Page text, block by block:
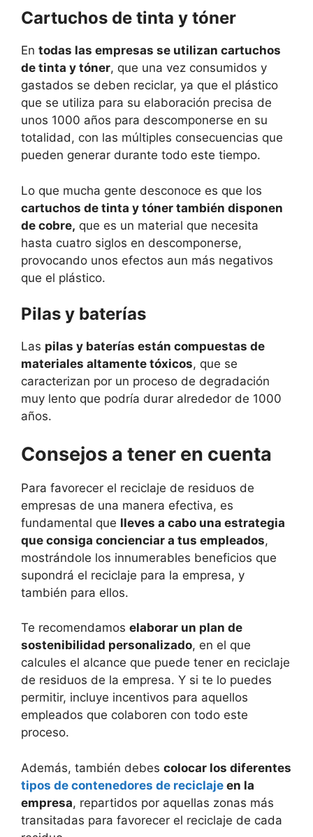
Cartuchos de tinta y tóner
En todas las empresas se utilizan cartuchos
de tinta y tóner, que una vez consumidos y
gastados se deben reciclar, ya que el plástico
que se utiliza para su elaboración precisa de
unos 1000 años para descomponerse en su
totalidad, con las múltiples consecuencias que
pueden generar durante todo este tiempo.
Lo que mucha gente desconoce es que los
cartuchos de tinta y tóner también disponen
de cobre, que es un material que necesita
hasta cuatro siglos en descomponerse,
provocando unos efectos aun más negativos
que el plástico.
Pilas y baterías
Las pilas y baterías están compuestas de
materiales altamente tóxicos, que se
caracterizan por un proceso de degradación
muy lento que podría durar alrededor de 1000
años.
Consejos a tener en cuenta
Para favorecer el reciclaje de residuos de
empresas de una manera efectiva, es
fundamental que lleves a cabo una estrategia
que consiga concienciar a tus empleados,
mostrándole los innumerables beneficios que
supondrá el reciclaje para la empresa, y
también para ellos.
Te recomendamos elaborar un plan de
sostenibilidad personalizado, en el que
calcules el alcance que puede tener en reciclaje
de residuos de la empresa. Y si te lo puedes
permitir, incluye incentivos para aquellos
empleados que colaboren con todo este
proceso.
Además, también debes colocar los diferentes
tipos de contenedores de reciclaje en la
empresa, repartidos por aquellas zonas más
transitadas para favorecer el reciclaje de cada